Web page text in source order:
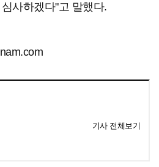
사하겠다"고 말했다.
기사 전체보기